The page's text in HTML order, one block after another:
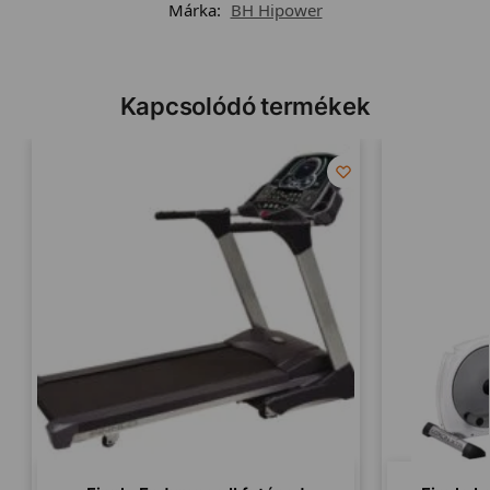
Márka: BH Hipower
Kapcsolódó termékek